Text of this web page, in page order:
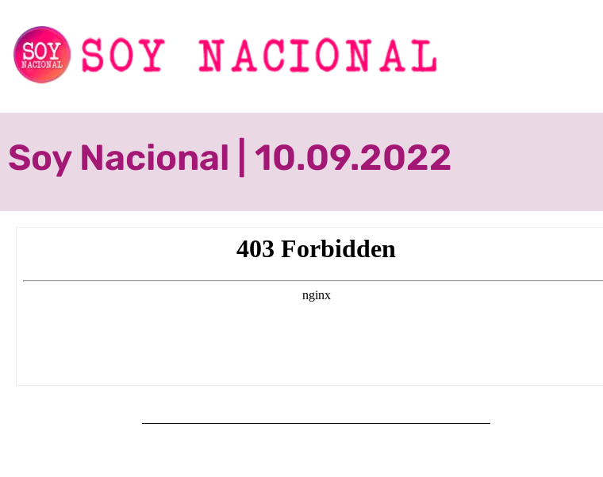
Soy Nacional | 10.09.2022